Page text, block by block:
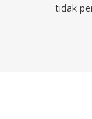
tidak